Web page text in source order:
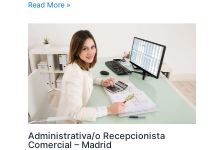
Read More »
Administrativa/o Recepcionista
Comercial – Madrid